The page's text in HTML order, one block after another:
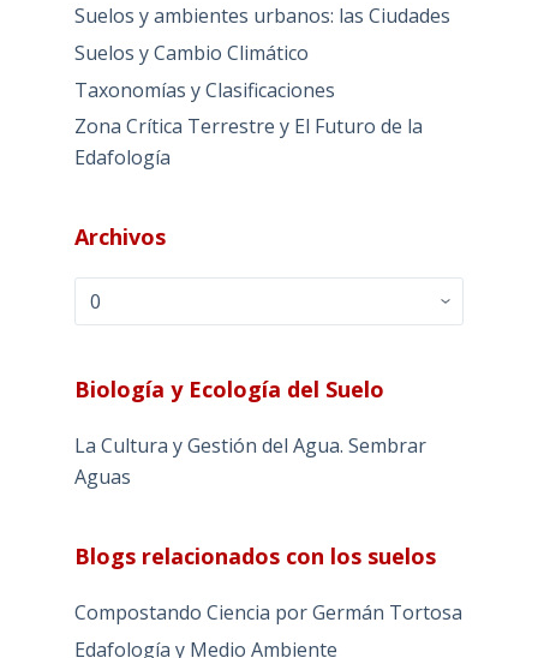
Suelos y ambientes urbanos: las Ciudades
Suelos y Cambio Climático
Taxonomías y Clasificaciones
Zona Crítica Terrestre y El Futuro de la
Edafología
Archivos
Archivos
Biología y Ecología del Suelo
La Cultura y Gestión del Agua. Sembrar
Aguas
Blogs relacionados con los suelos
Compostando Ciencia por Germán Tortosa
Edafología y Medio Ambiente